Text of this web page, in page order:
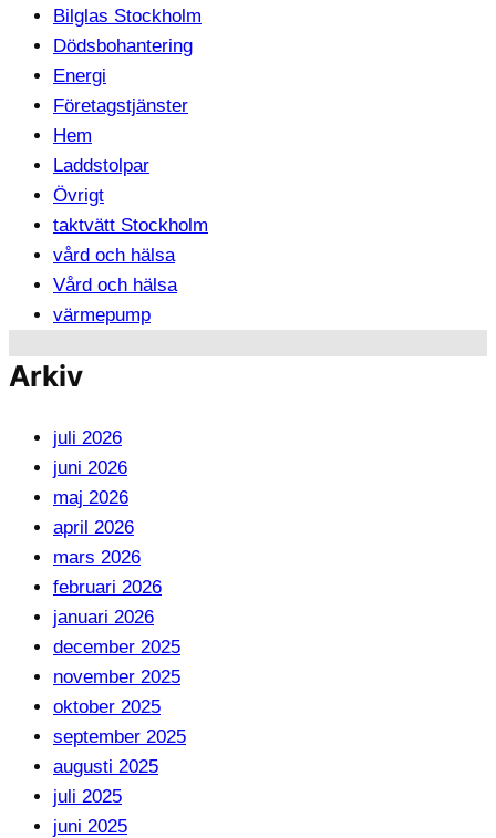
Bilglas Stockholm
Dödsbohantering
Energi
Företagstjänster
Hem
Laddstolpar
Övrigt
taktvätt Stockholm
vård och hälsa
Vård och hälsa
värmepump
Arkiv
juli 2026
juni 2026
maj 2026
april 2026
mars 2026
februari 2026
januari 2026
december 2025
november 2025
oktober 2025
september 2025
augusti 2025
juli 2025
juni 2025